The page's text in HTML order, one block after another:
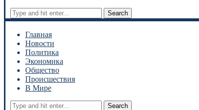
Search
Главная
Новости
Политика
Экономика
Общество
Происшествия
В Мире
Search